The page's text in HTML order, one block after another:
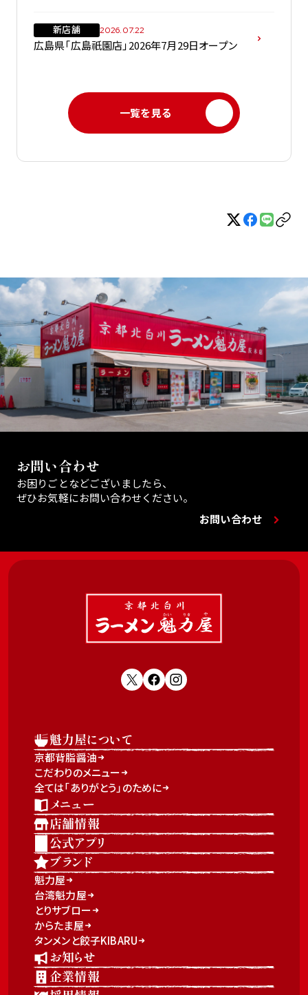
新店舗 2026.07.22
広島県「広島祇園店」2026年7月29日オープン
一覧を見る
お問い合わせ
お困りごとなどございましたら、
ぜひお気軽にお問い合わせください。
お問い合わせ
魁力屋について
京都背脂醤油
こだわりのメニュー
全ては「ありがとう」のために
メニュー
店舗情報
公式アプリ
ブランド
魁力屋
台湾魁力屋
とりサブロー
からたま屋
タンメンと餃子KIBARU
お知らせ
企業情報